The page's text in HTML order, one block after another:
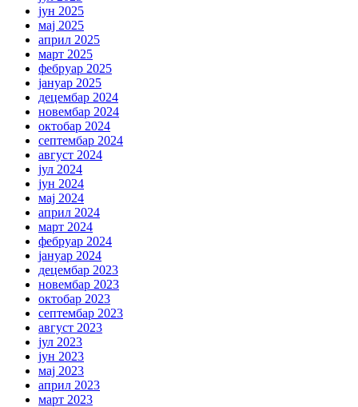
јун 2025
мај 2025
април 2025
март 2025
фебруар 2025
јануар 2025
децембар 2024
новембар 2024
октобар 2024
септембар 2024
август 2024
јул 2024
јун 2024
мај 2024
април 2024
март 2024
фебруар 2024
јануар 2024
децембар 2023
новембар 2023
октобар 2023
септембар 2023
август 2023
јул 2023
јун 2023
мај 2023
април 2023
март 2023